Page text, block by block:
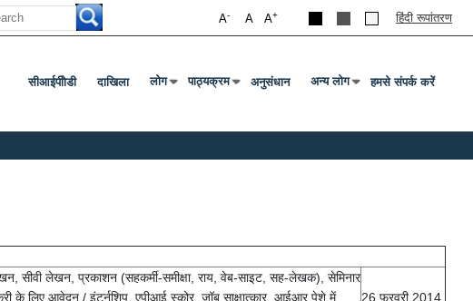
A+
A
A- हिंदी रूपांतरण
सीआईपीोडी दाखिला लोग
Press Enter Or Tab To Open Submenu
पाठ्यक्रम
Press Enter Or Tab To Open Submenu
अनुसंधान अन्य लोग
Press Enter Or Tab To Open
हमसे संपर्क करें
सीवी लेखन, प्रकाशन (सहकर्मी-समीक्षा, राय, वेब-साइट, सह-लेखक), सेमिनार
के लिए आवेदन / इंटर्नशिप, एपीआई स्कोर, जॉब साक्षात्कार, आईआर पेशे में
26 फ़रवरी 2014